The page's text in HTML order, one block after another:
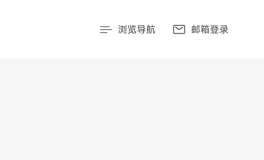
浏览导航 邮箱登录